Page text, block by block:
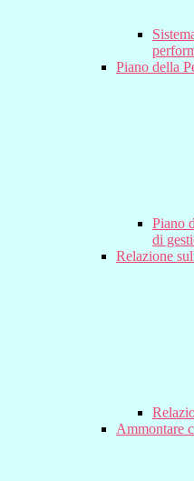
Piano della
Piano
di
Relazione
Ammontare